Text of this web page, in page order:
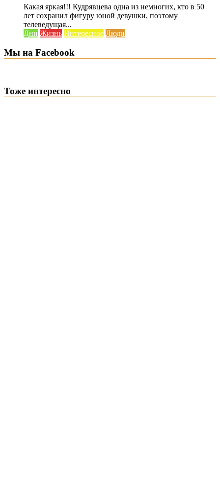
Какая яркая!!! Кудрявцева одна из немногих, кто в 50
лет сохранил фигуру юной девушки, поэтому
телеведущая...
Дни Жизнь Интересное Люди
Мы на Facebook
Тоже интересно